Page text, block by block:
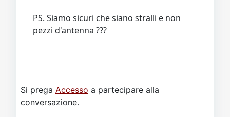
PS. Siamo sicuri che siano stralli e non
pezzi d'antenna ???
Si prega Accesso a partecipare alla
conversazione.